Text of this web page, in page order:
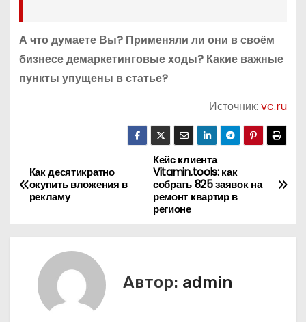
А что думаете Вы? Применяли ли они в своём
бизнесе демаркетинговые ходы? Какие важные
пункты упущены в статье?
Источник:vc.ru
Н
а
Кейс клиента
Vitamin.tools: как
собрать 825 заявок на
ремонт квартир в
регионе
Как десятикратно
окупить вложения в
рекламу
Автор: admin